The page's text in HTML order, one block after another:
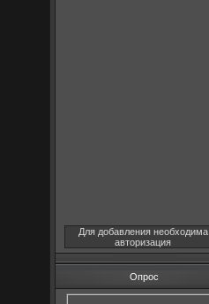
Для добавления необходима
авторизация
Опрос